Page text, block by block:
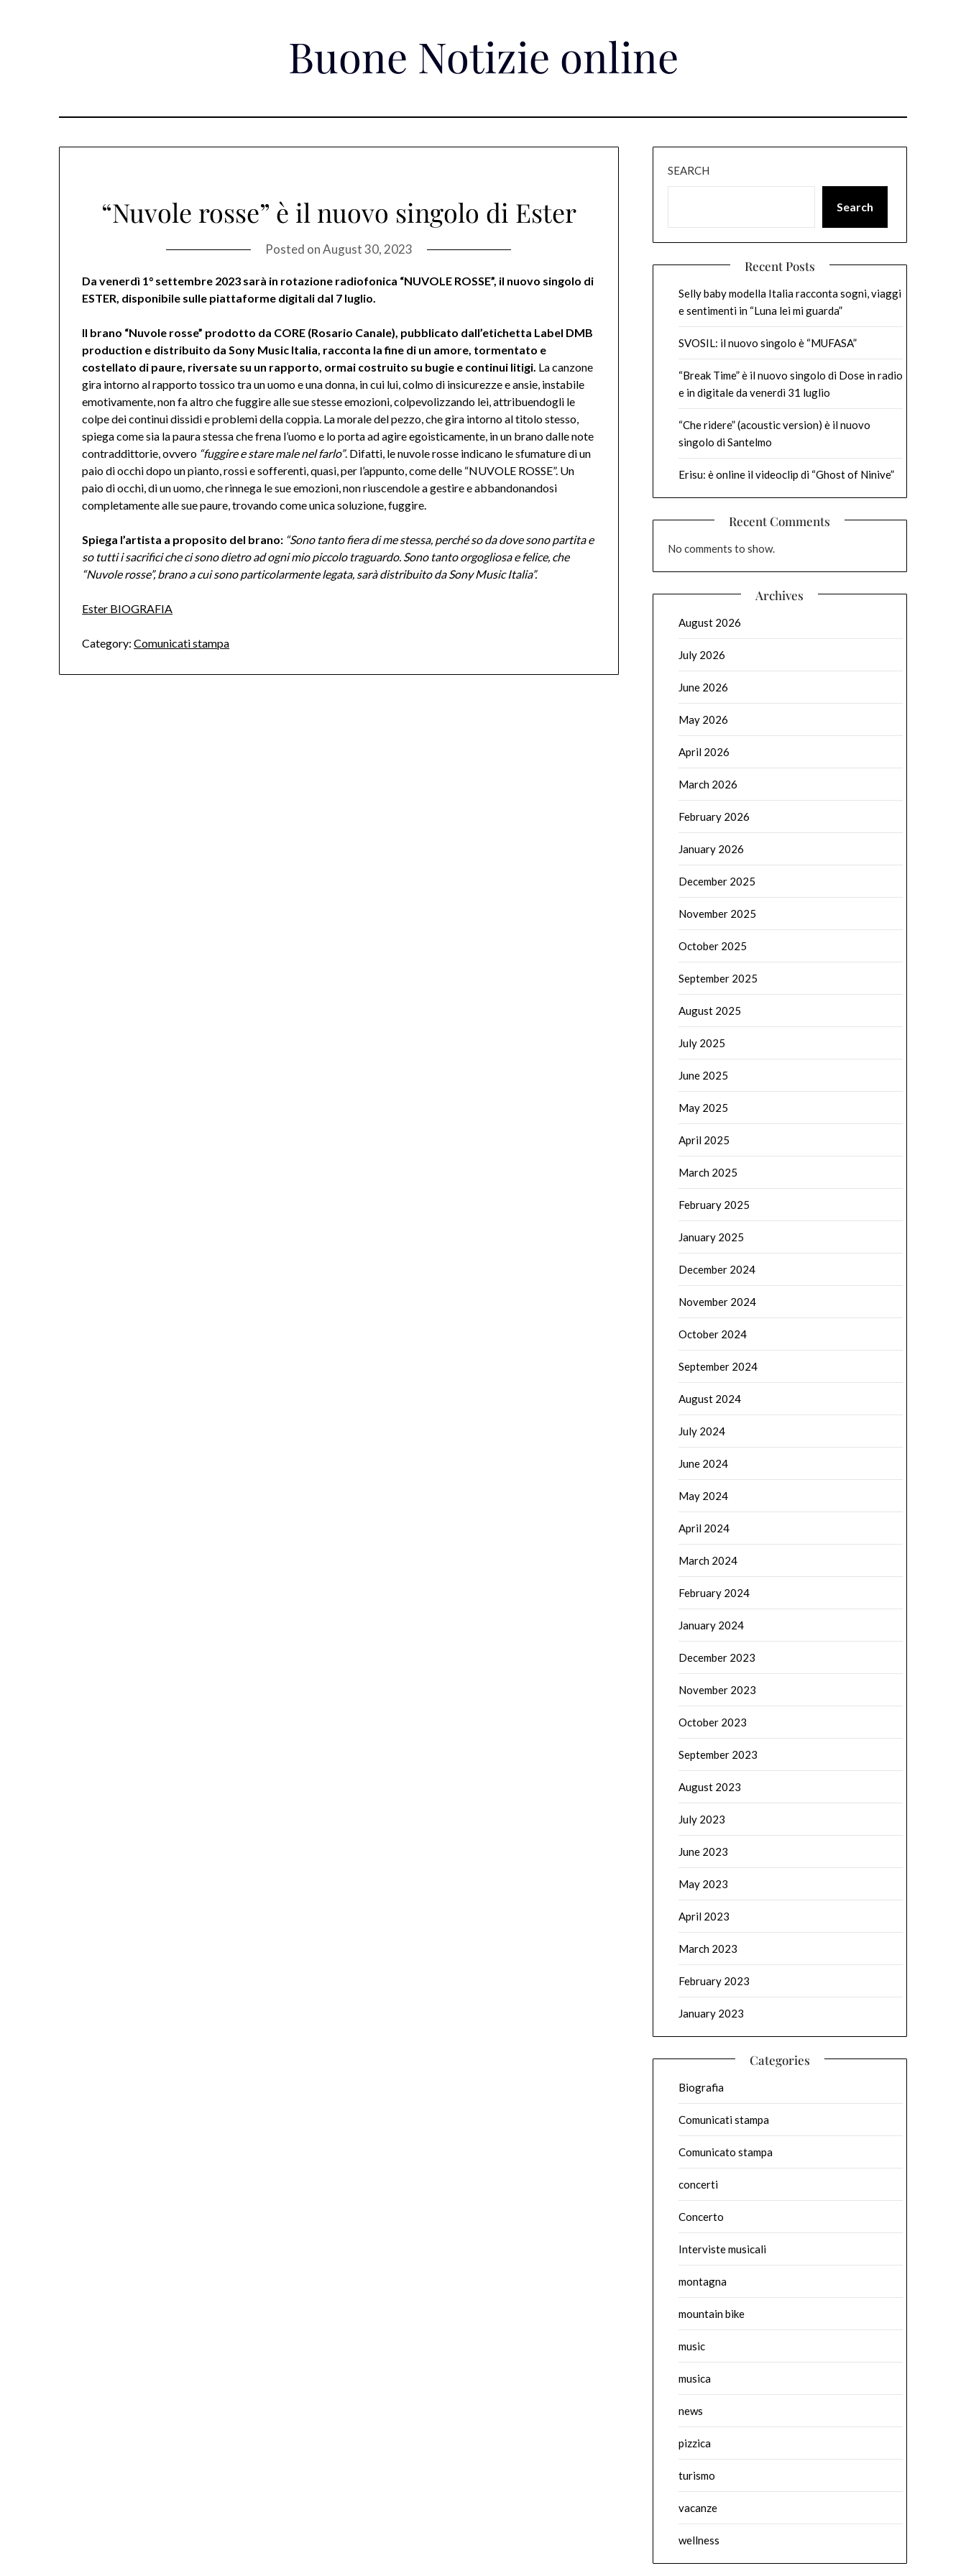
Buone Notizie online
“Nuvole rosse” è il nuovo singolo di Ester
Posted onAugust 30, 2023
Da venerdì 1° settembre 2023 sarà in rotazione radiofonica “NUVOLE ROSSE”, il nuovo singolo di
ESTER, disponibile sulle piattaforme digitali dal 7 luglio.
Il brano “Nuvole rosse” prodotto da CORE (Rosario Canale), pubblicato dall’etichetta Label DMB
production e distribuito da Sony Music Italia, racconta la fine di un amore, tormentato e
costellato di paure, riversate su un rapporto, ormai costruito su bugie e continui litigi. La canzone
gira intorno al rapporto tossico tra un uomo e una donna, in cui lui, colmo di insicurezze e ansie, instabile
emotivamente, non fa altro che fuggire alle sue stesse emozioni, colpevolizzando lei, attribuendogli le
colpe dei continui dissidi e problemi della coppia. La morale del pezzo, che gira intorno al titolo stesso,
spiega come sia la paura stessa che frena l’uomo e lo porta ad agire egoisticamente, in un brano dalle note
contraddittorie, ovvero “fuggire e stare male nel farlo”. Difatti, le nuvole rosse indicano le sfumature di un
paio di occhi dopo un pianto, rossi e sofferenti, quasi, per l’appunto, come delle “NUVOLE ROSSE”. Un
paio di occhi, di un uomo, che rinnega le sue emozioni, non riuscendole a gestire e abbandonandosi
completamente alle sue paure, trovando come unica soluzione, fuggire.
Spiega l’artista a proposito del brano: “Sono tanto fiera di me stessa, perché so da dove sono partita e
so tutti i sacrifici che ci sono dietro ad ogni mio piccolo traguardo. Sono tanto orgogliosa e felice, che
“Nuvole rosse”, brano a cui sono particolarmente legata, sarà distribuito da Sony Music Italia”.
Ester BIOGRAFIA
Category: Comunicati stampa
SEARCH
Search
Recent Posts
Selly baby modella Italia racconta sogni, viaggi
e sentimenti in “Luna lei mi guarda”
SVOSIL: il nuovo singolo è “MUFASA”
“Break Time” è il nuovo singolo di Dose in radio
e in digitale da venerdì 31 luglio
“Che ridere” (acoustic version) è il nuovo
singolo di Santelmo
Erisu: è online il videoclip di “Ghost of Ninive”
Recent Comments
No comments to show.
Archives
August 2026
July 2026
June 2026
May 2026
April 2026
March 2026
February 2026
January 2026
December 2025
November 2025
October 2025
September 2025
August 2025
July 2025
June 2025
May 2025
April 2025
March 2025
February 2025
January 2025
December 2024
November 2024
October 2024
September 2024
August 2024
July 2024
June 2024
May 2024
April 2024
March 2024
February 2024
January 2024
December 2023
November 2023
October 2023
September 2023
August 2023
July 2023
June 2023
May 2023
April 2023
March 2023
February 2023
January 2023
Categories
Biografia
Comunicati stampa
Comunicato stampa
concerti
Concerto
Interviste musicali
montagna
mountain bike
music
musica
news
pizzica
turismo
vacanze
wellness